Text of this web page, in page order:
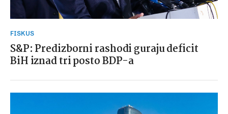
FISKUS
S&P: Predizborni rashodi guraju deficit
BiH iznad tri posto BDP-a